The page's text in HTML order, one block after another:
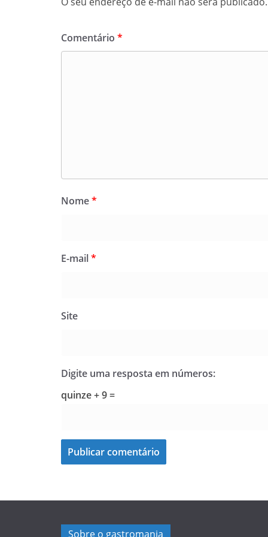
Comentário *
Nome*
E-mail*
Site
Digite uma resposta em números:
quinze + 9 =
Sobre o gastromania